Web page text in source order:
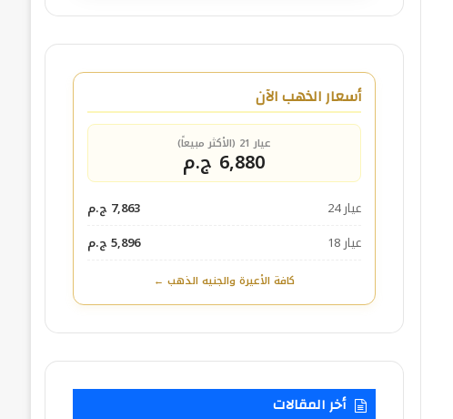
أسعار الذهب الآن
عيار 21 (الأكثر مبيعاً)
6,880 ج.م
عيار 24
7,863 ج.م
عيار 18
5,896 ج.م
كافة الأعيرة والجنيه الذهب ←
أخر المقالات